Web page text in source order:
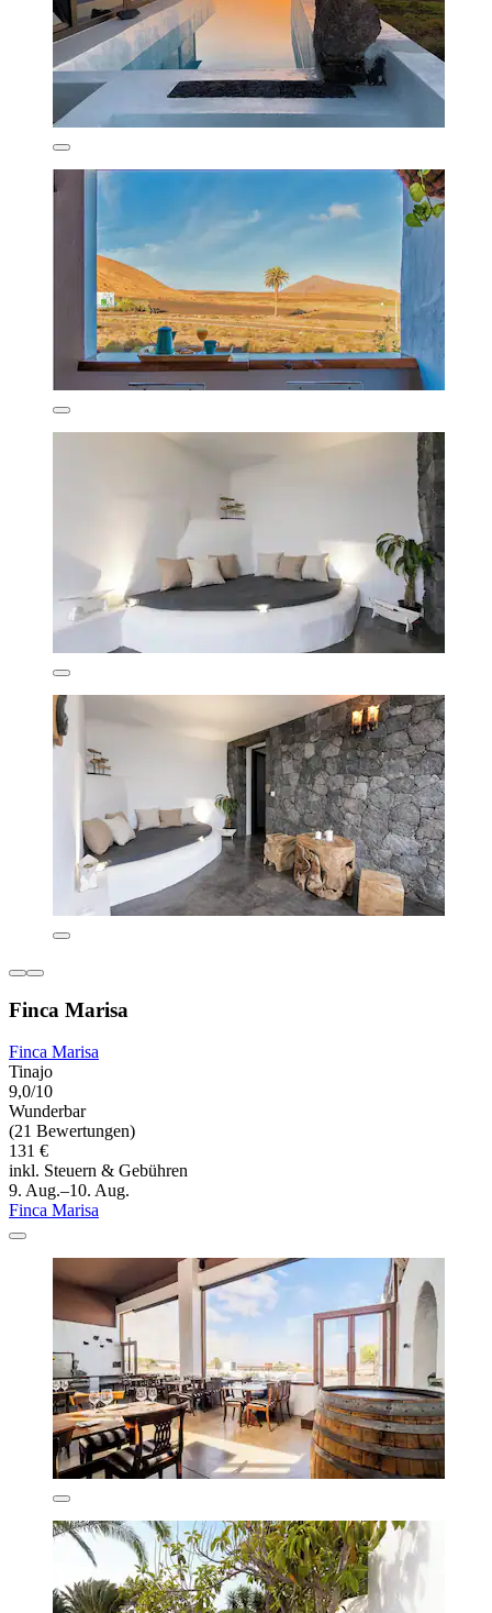
Finca Marisa
Finca Marisa
Tinajo
9,0/10
Wunderbar
(21 Bewertungen)
131 €
inkl. Steuern & Gebühren
9. Aug.–10. Aug.
Finca Marisa